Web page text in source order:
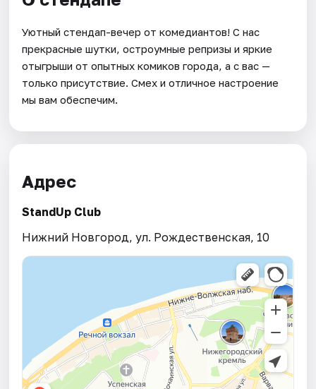
Уютный стендап-вечер от комедиантов! С нас
прекрасные шутки, остроумные репризы и яркие
отыгрыши от опытных комиков города, а с вас —
только присутствие. Смех и отличное настроение
мы вам обеспечим.
Адрес
StandUp Club
Нижний Новгород, ул. Рождественская, 10